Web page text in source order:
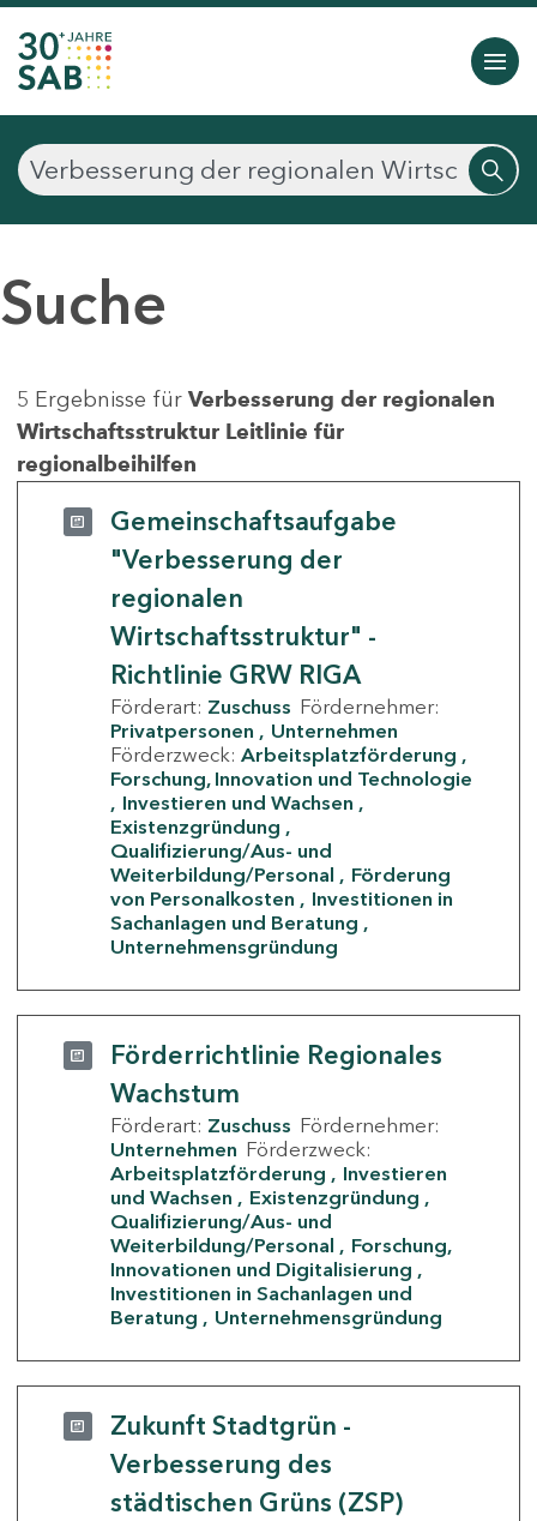
Suche
5 Ergebnisse für Verbesserung der regionalen
Wirtschaftsstruktur Leitlinie für
regionalbeihilfen
Gemeinschaftsaufgabe
"Verbesserung der
regionalen
Wirtschaftsstruktur" -
Richtlinie GRW RIGA
Förderart: Zuschuss Fördernehmer:
Privatpersonen
Unternehmen
Förderzweck: Arbeitsplatzförderung
Forschung, Innovation und Technologie
Investieren und Wachsen
Existenzgründung
Qualifizierung/Aus- und
Weiterbildung/Personal
Förderung
von Personalkosten
Investitionen in
Sachanlagen und Beratung
Unternehmensgründung
Förderrichtlinie Regionales
Wachstum
Förderart: Zuschuss Fördernehmer:
Unternehmen Förderzweck:
Arbeitsplatzförderung
Investieren
und Wachsen
Existenzgründung
Qualifizierung/Aus- und
Weiterbildung/Personal
Forschung,
Innovationen und Digitalisierung
Investitionen in Sachanlagen und
Beratung
Unternehmensgründung
Zukunft Stadtgrün -
Verbesserung des
städtischen Grüns (ZSP)